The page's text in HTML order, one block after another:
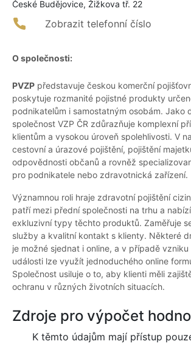
České Budějovice, Žižkova tř. 22
Zobrazit telefonní číslo
O společnosti:
PVZP představuje českou komerční
poskytuje rozmanité pojistné produkty
podnikatelům i samostatným osobám. Jako
společnost VZP ČR zdůrazňuje komplexní
klientům a vysokou úroveň spolehlivosti. V
cestovní a úrazové pojištění, pojištění
odpovědnosti občanů a rovněž
pro podnikatele nebo zdravotnická zařízení.
Významnou roli hraje zdravotní pojištění
patří mezi přední společnosti na trhu a
exkluzivní typy těchto produktů. Zaměřuje
služby a kvalitní kontakt s klienty. Některé
je možné sjednat i online, a v případě vzniku
události lze využít jednoduchého online
Společnost usiluje o to, aby klienti měli
ochranu v různých životních situacích.
Zdroje pro výpočet
K těmto údajům mají přístup